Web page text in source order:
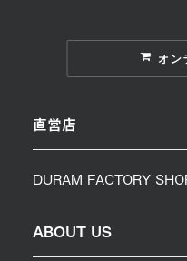
オン
直営店
DURAM FACTORY
ABOUT US